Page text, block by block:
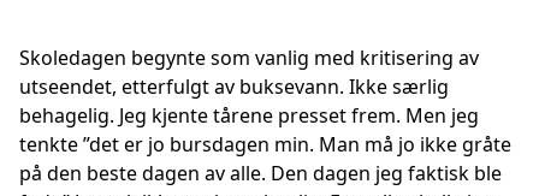
Skoledagen begynte som vanlig med kritisering av
utseendet, etterfulgt av buksevann. Ikke særlig
behagelig. Jeg kjente tårene presset frem. Men jeg
tenkte ”det er jo bursdagen min. Man må jo ikke gråte
på den beste dagen av alle. Den dagen jeg faktisk ble